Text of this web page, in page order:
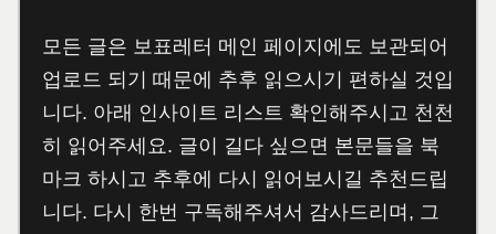
모든 글은 보표레터 메인 페이지에도 보관되어
업로드 되기 때문에 추후 읽으시기 편하실 것입
니다. 아래 인사이트 리스트 확인해주시고 천천
히 읽어주세요. 글이 길다 싶으면 본문들을 북
마크 하시고 추후에 다시 읽어보시길 추천드립
니다. 다시 한번 구독해주셔서 감사드리며, 그